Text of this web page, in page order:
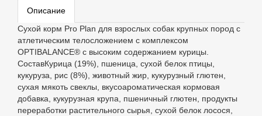
Описание
Сухой корм Pro Plan для взрослых собак крупных пород с
атлетическим телосложением с комплексом
OPTIBALANCE® с высоким содержанием курицы.
СоставКурица (19%), пшеница, сухой белок птицы,
кукуруза, рис (8%), животный жир, кукурузный глютен,
сухая мякоть свеклы, вкусоароматическая кормовая
добавка, кукурузная крупа, пшеничный глютен, продукты
переработки растительного сырья, сухой белок лосося,